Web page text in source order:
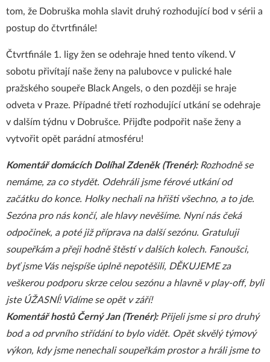
tom, že Dobruška mohla slavit druhý rozhodující bod v sérii a
postup do čtvrtfinále!
Čtvrtfinále 1. ligy žen se odehraje hned tento víkend. V
sobotu přivítají naše ženy na palubovce v pulické hale
pražského soupeře Black Angels, o den později se hraje
odveta v Praze. Případné třetí rozhodující utkání se odehraje
v dalším týdnu v Dobrušce. Přijďte podpořit naše ženy a
vytvořit opět parádní atmosféru!
Komentář domácích Dolíhal Zdeněk (Trenér):Rozhodně se
nemáme, za co stydět. Odehráli jsme férové utkání od
začátku do konce. Holky nechali na hřišti všechno, a to jde.
Sezóna pro nás končí, ale hlavy nevěšíme. Nyní nás čeká
odpočinek, a poté již příprava na další sezónu. Gratuluji
soupeřkám a přeji hodně štěstí v dalších kolech. Fanoušci,
byť jsme Vás nejspíše úplně nepotěšili, DĚKUJEME za
veškerou podporu skrze celou sezónu a hlavně v play-off, byli
jste ÚŽASNÍ! Vidíme se opět v září!
Komentář hostů Černý Jan (Trenér): Přijeli jsme si pro druhý
bod a od prvního střídání to bylo vidět. Opět skvělý týmový
výkon, kdy jsme nenechali soupeřkám prostor a hráli jsme to